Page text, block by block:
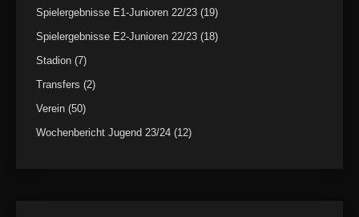
Spielergebnisse E1-Junioren 22/23 (19)
Spielergebnisse E2-Junioren 22/23 (18)
Stadion (7)
Transfers (2)
Verein (50)
Wochenbericht Jugend 23/24 (12)